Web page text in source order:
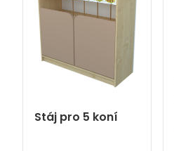
Stáj pro 5 koní